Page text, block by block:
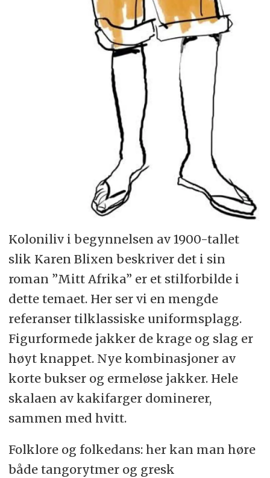
Koloniliv i begynnelsen av 1900-tallet
slik Karen Blixen beskriver det i sin
roman ”Mitt Afrika” er et stilforbilde i
dette temaet. Her ser vi en mengde
referanser tilklassiske uniformsplagg.
Figurformede jakker de krage og slag er
høyt knappet. Nye kombinasjoner av
korte bukser og ermeløse jakker. Hele
skalaen av kakifarger dominerer,
sammen med hvitt.
Folklore og folkedans: her kan man høre
både tangorytmer og gresk